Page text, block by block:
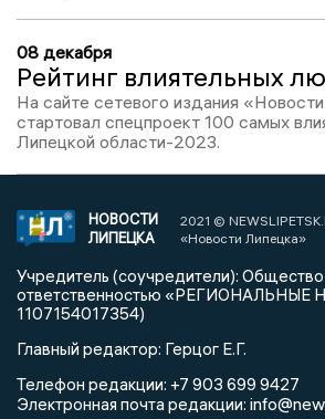
08 декабря
На сайте сетевого издания
стартовал спецпроект 100 самых
Липецкой области-2023.
НОВОСТИ
ЛИПЕЦКА
2021 ©
«Новости Липецка»
Учредитель (соучредители): Общество
ответственностью
1107154017354)
Главный редактор: Герцог Е.Г.
Телефон редакции: +7 903 699 9427
Электронная почта редакции: